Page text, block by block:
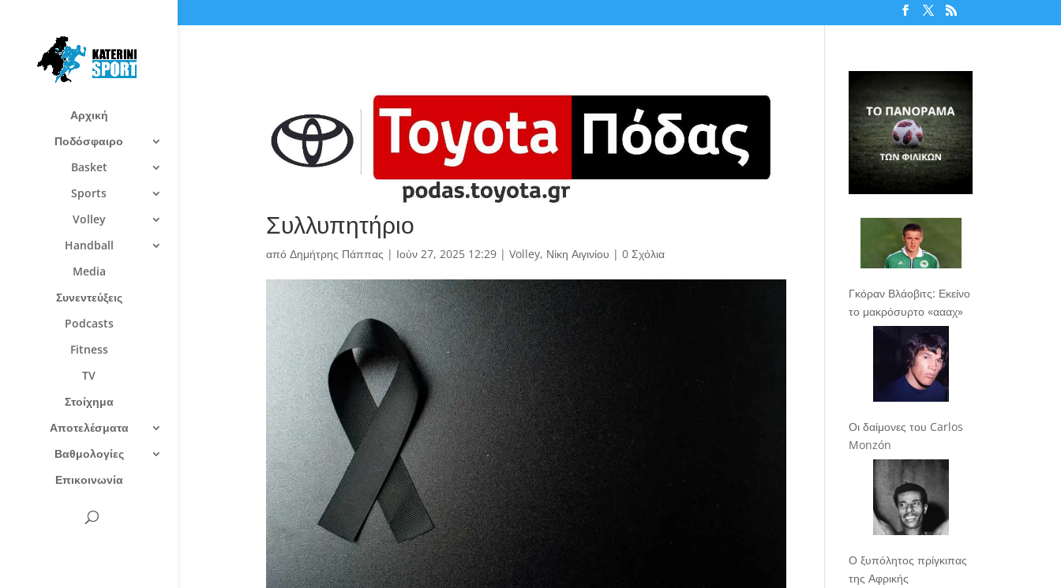
Αρχική
Ποδόσφαιρο
Basket
Sports
Volley
Handball
Media
Συνεντεύξεις
Podcasts
Fitness
TV
Στοίχημα
Αποτελέσματα
Βαθμολογίες
Επικοινωνία
Συλλυπητήριο
από Δημήτρης Πάππας | Ιούν 27, 2025 12:29| Volley, Νίκη Αιγινίου | 0 Σχόλια
Γκόραν Βλάοβιτς: Εκείνο
το μακρόσυρτο «αααχ»
Οι δαίμονες του Carlos
Monzón
Ο ξυπόλητος πρίγκιπας
της Αφρικής